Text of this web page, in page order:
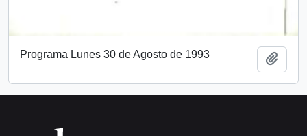
Programa Lunes 30 de Agosto de 1993